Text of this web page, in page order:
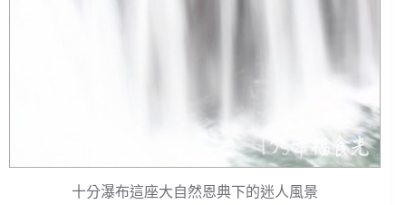
十分瀑布這座大自然恩典下的迷人風景